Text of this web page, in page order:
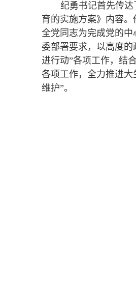
纪勇书记首先传
育的实施方案》内容
全党同志为完成党的
委部署要求，以高度
进行动”各项工作，结
各项工作，全力推进大
维护”。